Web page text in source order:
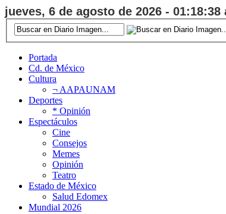
jueves, 6 de agosto de 2026 - 01:18:39
Portada
Cd. de México
Cultura
¬ AAPAUNAM
Deportes
* Opinión
Espectáculos
Cine
Consejos
Memes
Opinión
Teatro
Estado de México
Salud Edomex
Mundial 2026